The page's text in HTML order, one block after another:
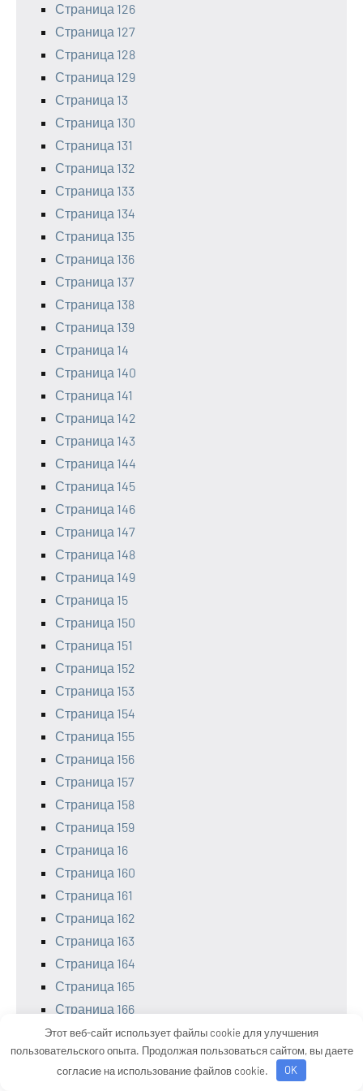
Страница 126
Страница 127
Страница 128
Страница 129
Страница 13
Страница 130
Страница 131
Страница 132
Страница 133
Страница 134
Страница 135
Страница 136
Страница 137
Страница 138
Страница 139
Страница 14
Страница 140
Страница 141
Страница 142
Страница 143
Страница 144
Страница 145
Страница 146
Страница 147
Страница 148
Страница 149
Страница 15
Страница 150
Страница 151
Страница 152
Страница 153
Страница 154
Страница 155
Страница 156
Страница 157
Страница 158
Страница 159
Страница 16
Страница 160
Страница 161
Страница 162
Страница 163
Страница 164
Страница 165
Страница 166
Страница 167
Страница 168
Страница 169
Этот веб-сайт использует файлы cookie для улучшения
пользовательского опыта. Продолжая пользоваться сайтом, вы даете
согласие на использование файлов cookie.
OK